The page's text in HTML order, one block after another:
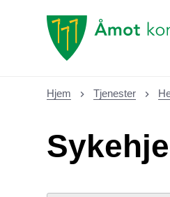
Åmot kommune
Du er her:
Hjem Tjenester